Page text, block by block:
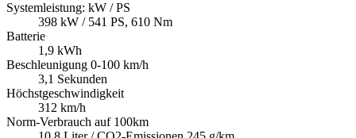
Systemleistung: kW / PS
398 kW / 541 PS, 610 Nm
Batterie
1,9 kWh
Beschleunigung 0-100 km/h
3,1 Sekunden
Höchstgeschwindigkeit
312 km/h
Norm-Verbrauch auf 100km